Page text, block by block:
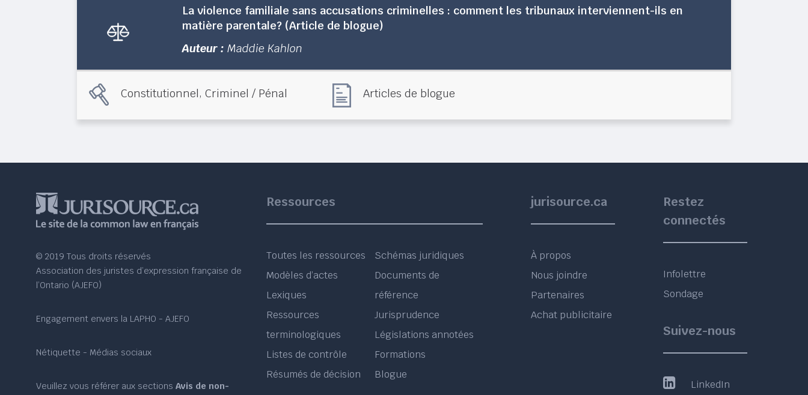
La violence familiale sans accusations criminelles : comment les tribunaux interviennent-ils en
matière parentale? (Article de blogue)
Auteur : Maddie Kahlon
Constitutionnel, Criminel / Pénal Articles de blogue
© 2019 Tous droits réservés
Association des juristes d’expression française de
l’Ontario (AJEFO)
Engagement envers la LAPHO - AJEFO
Nétiquette - Médias sociaux
Veuillez vous référer aux sectionsAvis de non-
Ressources
Toutes les ressources
Modèles d’actes
Lexiques
Ressources
terminologiques
Listes de contrôle
Résumés de décision
Schémas juridiques
Documents de
référence
Jurisprudence
Législations annotées
Formations
Blogue
jurisource.ca
À propos
Nous joindre
Partenaires
Achat publicitaire
Restez
connectés
Infolettre
Sondage
Suivez-nous
LinkedIn